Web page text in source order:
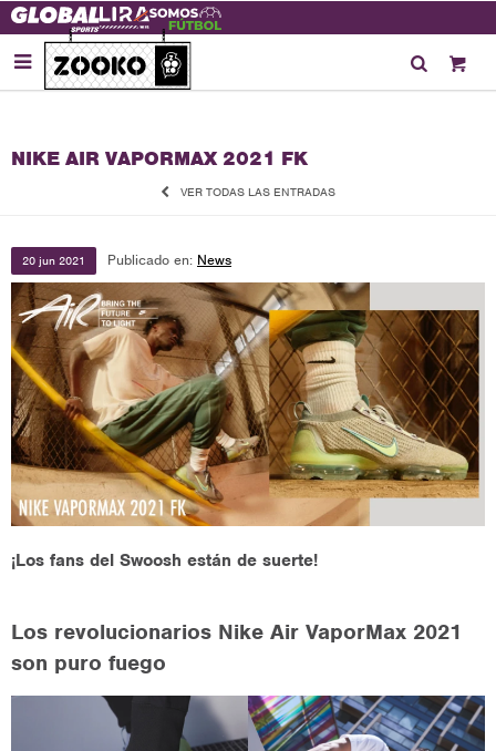

NIKE AIR VAPORMAX 2021 FK
VER TODAS LAS ENTRADAS
20 jun 2021 Publicado en: News
¡Los fans del Swoosh están de suerte!
Los revolucionarios Nike Air VaporMax 2021
son puro fuego